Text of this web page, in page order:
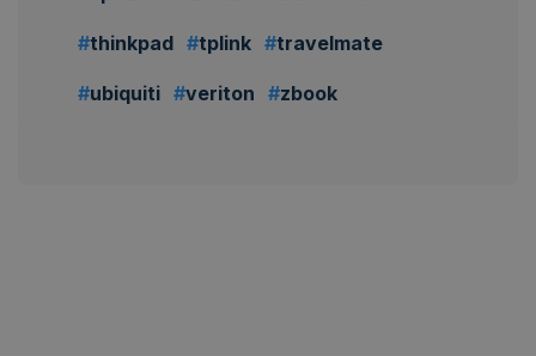
thinkpad tplink travelmate
ubiquiti veriton zbook